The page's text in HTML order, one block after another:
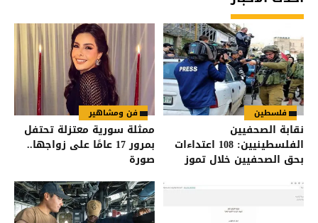
فلسطين
نقابة الصحفيين
الفلسطينيين: 108 اعتداءات
بحق الصحفيين خلال تموز
فن ومشاهير
ممثلة سورية معتزلة تحتفل
بمرور 17 عامًا على زواجها..
صورة